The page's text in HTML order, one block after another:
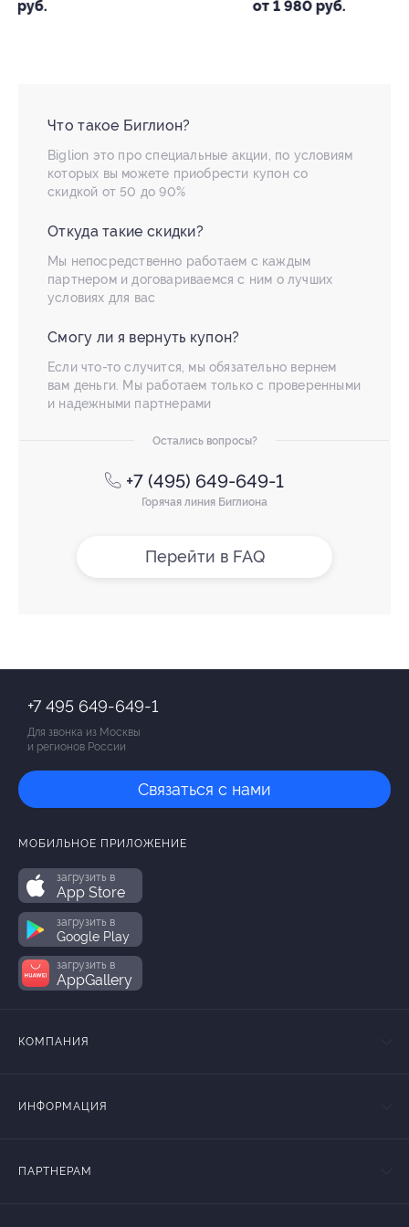
от 1 980 руб.
Что такое Биглион?
Biglion это про специальные акции, по условиям
которых вы можете приобрести купон со
скидкой от 50 до 90%
Откуда такие скидки?
Мы непосредственно работаем с каждым
партнером и договариваемся с ним о лучших
условиях для вас
Смогу ли я вернуть купон?
Если что-то случится, мы обязательно вернем
вам деньги. Мы работаем только с проверенными
и надежными партнерами
Остались вопросы?
+7 (495) 649-649-1
Горячая линия Биглиона
Перейти в FAQ
+7 495 649-649-1
Для звонка из Москвы
и регионов России
Связаться с нами
МОБИЛЬНОЕ ПРИЛОЖЕНИЕ
загрузить в
App Store
загрузить в
Google Play
загрузить в
AppGallery
КОМПАНИЯ
ИНФОРМАЦИЯ
ПАРТНЕРАМ